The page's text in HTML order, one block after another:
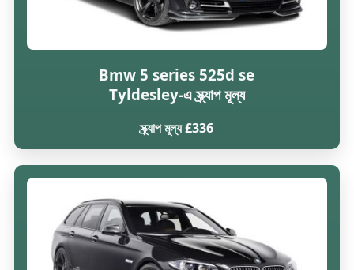
Bmw 5 series 525d se
Tyldesley-এ স্ক্র্যাপ মূল্য
স্ক্র্যাপ মূল্য £336